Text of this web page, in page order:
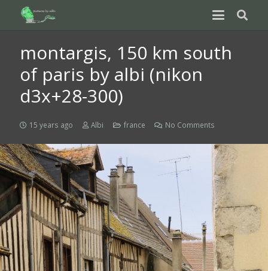
montargis, 150 km south
of paris by albi (nikon
d3x+28-300)
15 years ago Albi france No Comments